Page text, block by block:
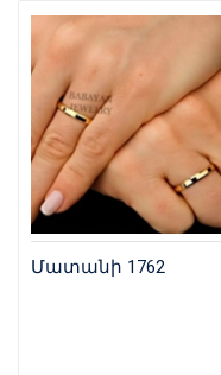
Մատանի 1762